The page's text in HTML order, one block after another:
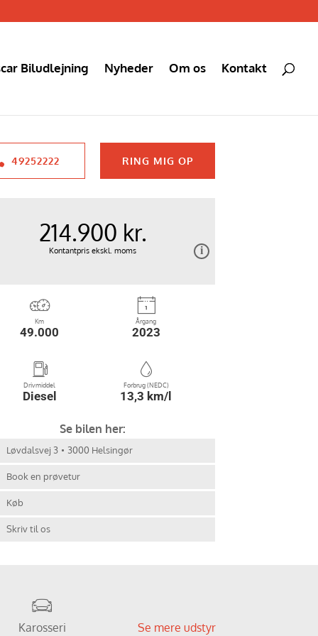
Biludlejning Nyheder Om os Kontakt
49252222 RING MIG OP
214.900 kr.
Kontantpris ekskl. moms
Km
49.000
Årgang
2023
Drivmiddel
Diesel
Forbrug (NEDC)
13,3 km/l
Se bilen her:
Løvdalsvej 3 3000 Helsingør
Book en prøvetur
Køb
Skriv til os
Karosseri Se mere udstyr